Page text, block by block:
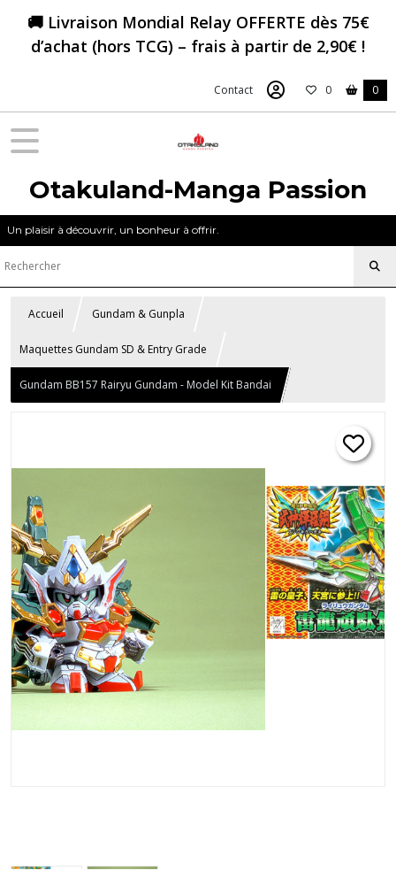
🚚 Livraison Mondial Relay OFFERTE dès 75€
d’achat (hors TCG) – frais à partir de 2,90€ !
Contact 0 0
Otakuland-Manga Passion
Un plaisir à découvrir, un bonheur à offrir.
Accueil Gundam & Gunpla
Maquettes Gundam SD & Entry Grade
Gundam BB157 Rairyu Gundam - Model Kit Bandai